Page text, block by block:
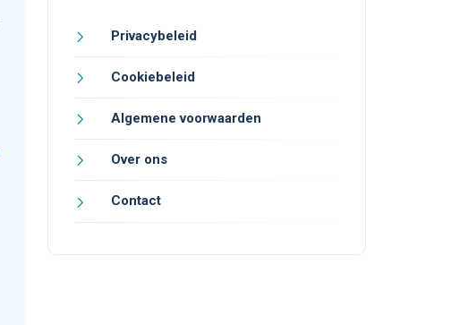
Privacybeleid
Cookiebeleid
Algemene voorwaarden
Over ons
Contact